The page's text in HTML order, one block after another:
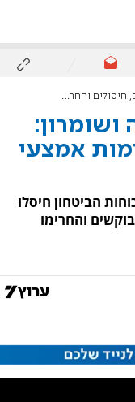
אמצעי לחימה
ושומרון:
אמצעי
הביטחון חיסלו
מחבלים, עצרו למעלה מ-100 מבוקשים והחרימו